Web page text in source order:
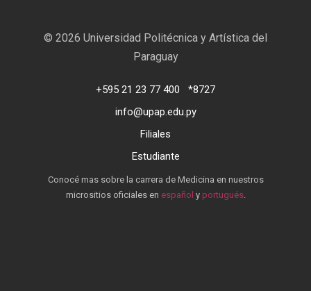
© 2026 Universidad Politécnica y Artística del
Paraguay
+595 21 23 77 400
*8727
info@upap.edu.py
Filiales
Estudiante
Conocé mas sobre la carrera de Medicina en nuestros
micrositios oficiales en español y portugués.